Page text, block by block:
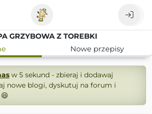
GRZYBOWA Z TOREBKI
Nowe przepisy
w 5 sekund - zbieraj i dodawaj
nowe blogi, dyskutuj na forum i